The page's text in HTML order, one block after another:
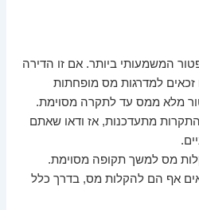
המשמעותי ביותר. אם זו הדירה
למדרגות מס מופחתות
מלא ממס עד לתקרה מסוימת.
התקרות מתעדכנות, אז ודאו שאתם
מס למשך תקופה מסוימת.
אף הם להקלות מס, בדרך כלל